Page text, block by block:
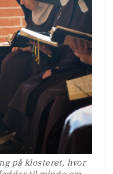
på klosteret, hvor